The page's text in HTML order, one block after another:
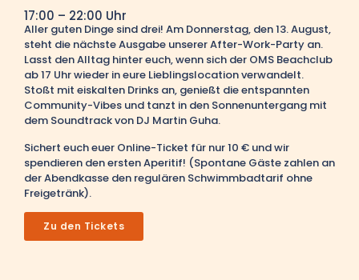
17:00 – 22:00 Uhr
Aller guten Dinge sind drei! Am Donnerstag, den 13. August,
steht die nächste Ausgabe unserer After-Work-Party an.
Lasst den Alltag hinter euch, wenn sich der OMS Beachclub
ab 17 Uhr wieder in eure Lieblingslocation verwandelt.
Stoßt mit eiskalten Drinks an, genießt die entspannten
Community-Vibes und tanzt in den Sonnenuntergang mit
dem Soundtrack von DJ Martin Guha.
Sichert euch euer Online-Ticket für nur 10 € und wir
spendieren den ersten Aperitif! (Spontane Gäste zahlen an
der Abendkasse den regulären Schwimmbadtarif ohne
Freigetränk).
Zu den Tickets